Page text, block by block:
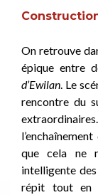
On retrouve
épique entre
d’Ewilan. Le
rencontre du
que cela ne
intelligente
répit tout en